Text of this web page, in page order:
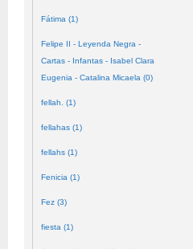
Fátima (1)
Felipe II - Leyenda Negra -
Cartas - Infantas - Isabel Clara
Eugenia - Catalina Micaela (0)
fellah. (1)
fellahas (1)
fellahs (1)
Fenicia (1)
Fez (3)
fiesta (1)